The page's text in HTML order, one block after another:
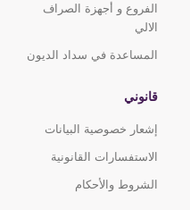
الفروع و أجهزة الصراف
الالي
المساعدة في سداد الديون
قانوني
إشعار خصوصية البيانات
الاستفسارات القانونية
الشروط والأحكام